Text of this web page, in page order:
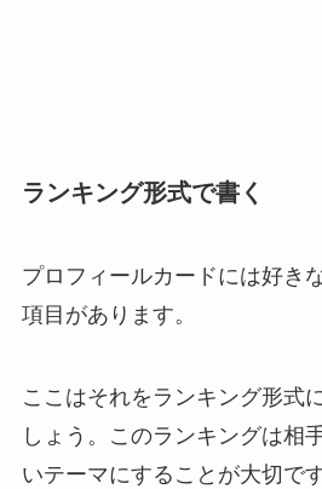
ランキング形式で書く
プロフィールカードには好き
項目があります。
ここはそれをランキング形式
しょう。このランキングは相
いテーマにすることが大切で